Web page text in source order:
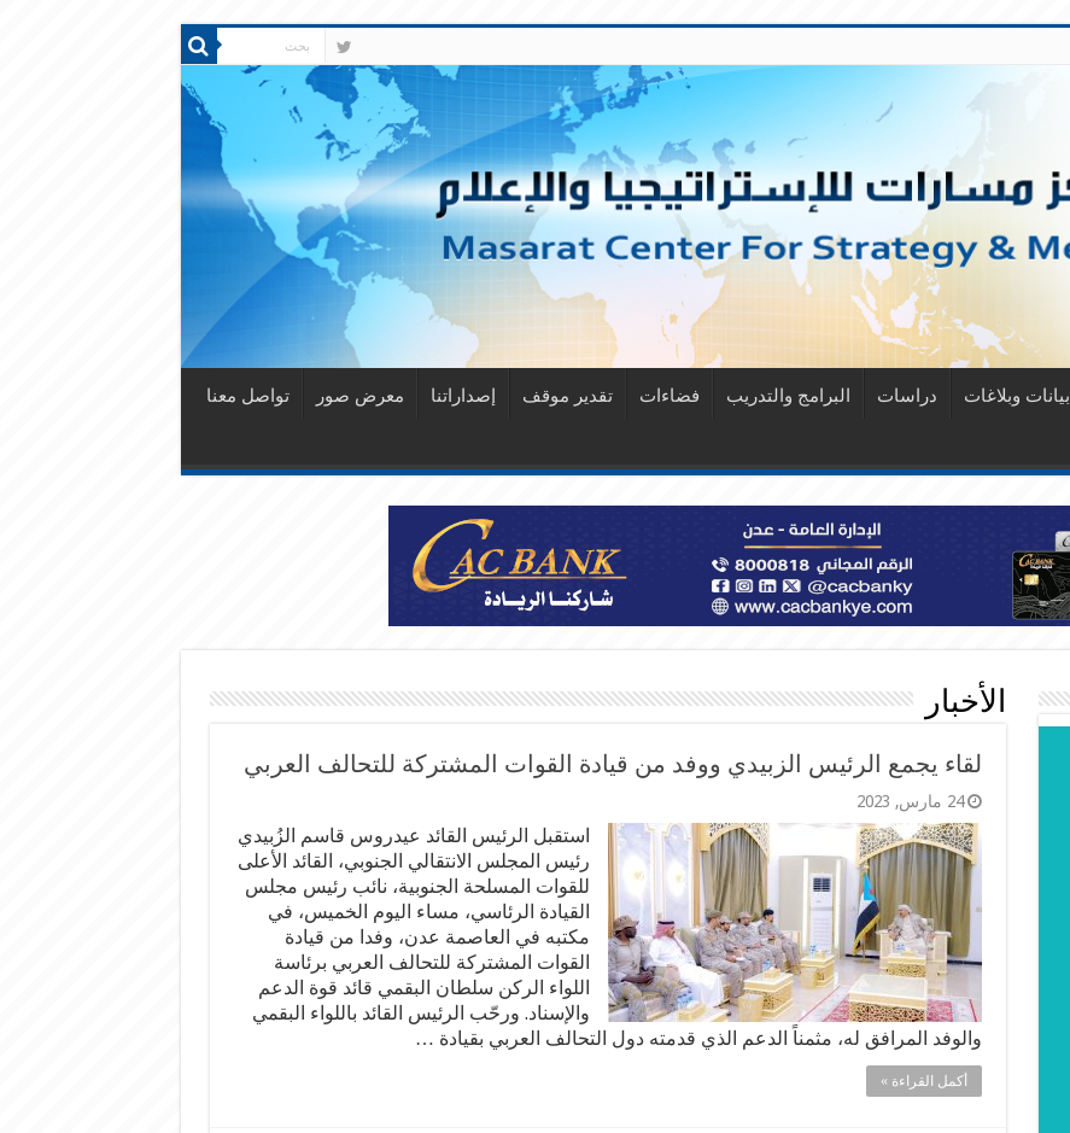
بيانات وبلاغات دراسات البرامج والتدريب فضاءات تقدير موقف إصداراتنا معرض صور تواصل معنا
الأخبار
لقاء يجمع الرئيس الزبيدي ووفد من قيادة القوات المشتركة للتحالف العربي
24 مارس, 2023
استقبل الرئيس القائد عيدروس قاسم الزُبيدي
رئيس المجلس الانتقالي الجنوبي، القائد الأعلى
للقوات المسلحة الجنوبية، نائب رئيس مجلس
القيادة الرئاسي، مساء اليوم الخميس، في
مكتبه في العاصمة عدن، وفدا من قيادة
القوات المشتركة للتحالف العربي برئاسة
اللواء الركن سلطان البقمي قائد قوة الدعم
والإسناد. ورحّب الرئيس القائد باللواء البقمي
والوفد المرافق له، مثمناً الدعم الذي قدمته دول التحالف العربي بقيادة …
أكمل القراءة »